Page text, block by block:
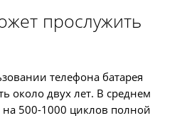
прослужить
телефона батарея
около двух лет. В среднем
на 500-1000 циклов полной